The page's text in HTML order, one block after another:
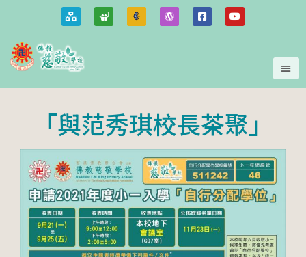
「與范秀琪校長茶聚」